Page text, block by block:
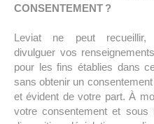
CONSENTEMENT ?
Leviat ne peut
divulguer vos
pour les fins établies dans
sans obtenir un
et évident de votre part. À
votre consentement et sous